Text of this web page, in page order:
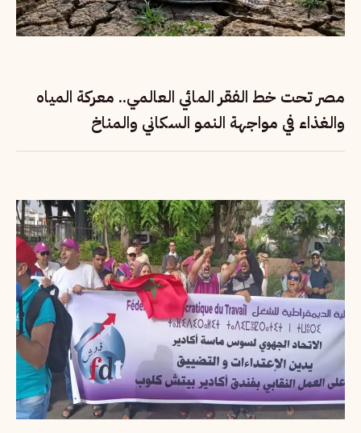
مصر تحت خط الفقر المائي العالمي.. معركة المياه
والغذاء في مواجهة النمو السكاني والمناخ